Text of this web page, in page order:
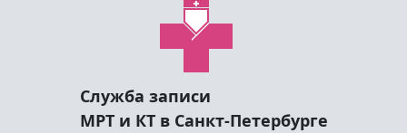
Служба записи
МРТ и КТ в Санкт-Петербурге